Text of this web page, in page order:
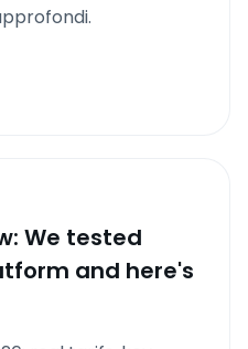
We tested
and here's